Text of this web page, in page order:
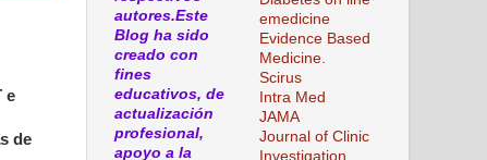
e
de
autores.Este
Blog ha sido
creado con
fines
educativos, de
actualización
profesional,
apoyo a la
emedicine
Evidence Based
Medicine.
Scirus
Intra Med
JAMA
Journal of Clinic
Investigation